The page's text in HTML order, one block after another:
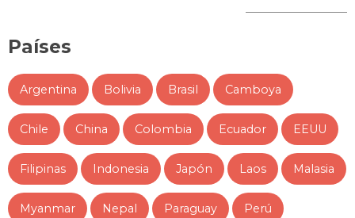
Países
Argentina Bolivia Brasil Camboya
Chile China Colombia Ecuador EEUU
Filipinas Indonesia Japón Laos Malasia
Myanmar Nepal Paraguay Perú